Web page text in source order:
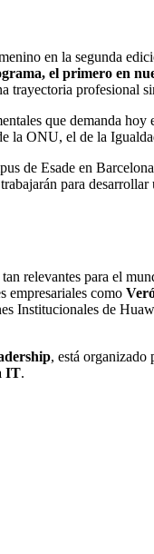
en la segunda
el primero en
trayectoria profesional
que demanda
la ONU, el de la
de Esade en
para
relevantes para el
empresariales como
Institucionales de
, está organizado
IT.